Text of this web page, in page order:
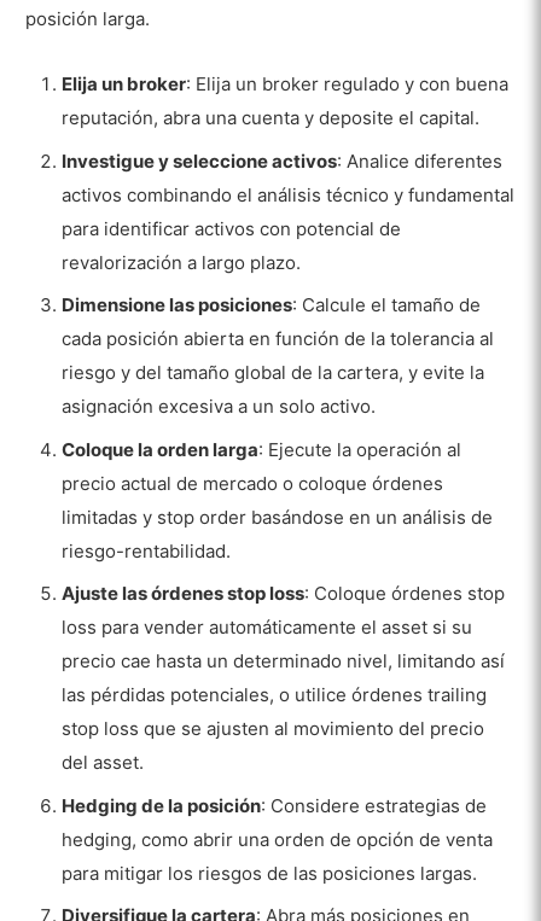
posición larga.
Elija un broker: Elija un broker regulado y con buena
reputación, abra una cuenta y deposite el capital.
Investigue y seleccione activos: Analice diferentes
activos combinando el análisis técnico y fundamental
para identificar activos con potencial de
revalorización a largo plazo.
Dimensione las posiciones: Calcule el tamaño de
cada posición abierta en función de la tolerancia al
riesgo y del tamaño global de la cartera, y evite la
asignación excesiva a un solo activo.
Coloque la orden larga: Ejecute la operación al
precio actual de mercado o coloque órdenes
limitadas y stop order basándose en un análisis de
riesgo-rentabilidad.
Ajuste las órdenes stop loss: Coloque órdenes stop
loss para vender automáticamente el asset si su
precio cae hasta un determinado nivel, limitando así
las pérdidas potenciales, o utilice órdenes trailing
stop loss que se ajusten al movimiento del precio
del asset.
Hedging de la posición: Considere estrategias de
hedging, como abrir una orden de opción de venta
para mitigar los riesgos de las posiciones largas.
Diversifique la cartera: Abra más posiciones en